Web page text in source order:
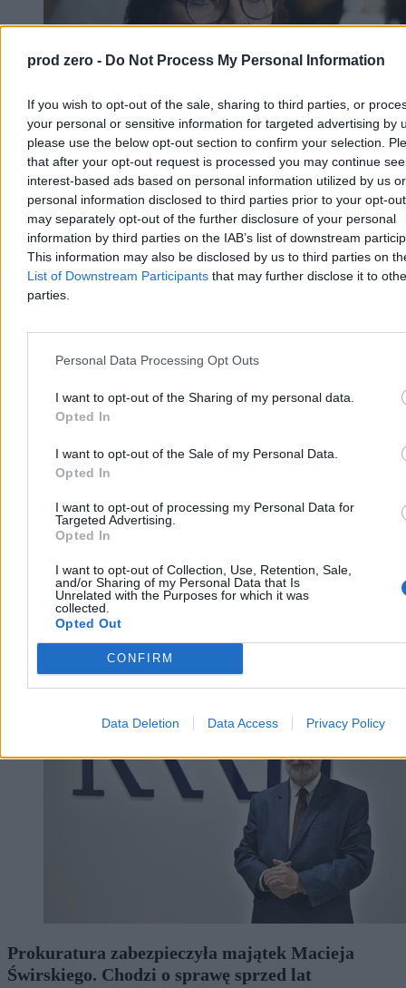
prod zero - Do Not Process My Personal Information
If you wish to opt-out of the sale, sharing to third parties, or
your personal or sensitive information for targeted advertising by
please use the below opt-out section to confirm your selection.
that after your opt-out request is processed you may continue
interest-based ads based on personal information utilized by us or
personal information disclosed to third parties prior to your opt-
may separately opt-out of the further disclosure of your personal
information by third parties on the IAB’s list of downstream
This information may also be disclosed by us to third parties on
List of Downstream Participants that may further disclose it to
parties.
Personal Data Processing Opt Outs
I want to opt-out of the Sharing of my personal data.
Opted In
I want to opt-out of the Sale of my Personal Data.
Opted In
I want to opt-out of processing my Personal Data for
Targeted Advertising.
Opted In
I want to opt-out of Collection, Use, Retention, Sale,
and/or Sharing of my Personal Data that Is
Unrelated with the Purposes for which it was
collected.
Opted Out
CONFIRM
Data Deletion Data Access Privacy Policy
Leszczyna przegrała w sądzie z Warchołem. Jej
portfel to odczuje
Izabela Leszczyna przegrała proces o ochronę dóbr osobistych z
byłym wiceministrem sprawiedliwości Marcinem Warchołem. Sąd
Apelacyjny w Rzeszowie prawomocnie nakazał
wiceprzewodniczącej KO opublikowanie przeprosin na platformie
X oraz wpłatę na rzecz hospicjum dla dzieci.
Agnieszka Waś-Turecka
Reklama
Prokuratura zabezpieczyła majątek Macieja
Świrskiego. Chodzi o sprawę sprzed lat